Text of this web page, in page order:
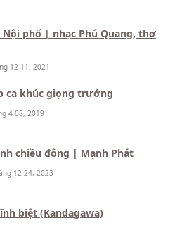
Nội phố | nhạc Phú Quang, thơ
12 11, 2021
ca khúc giọng trưởng
4 08, 2019
chiều đông | Mạnh Phát
12 24, 2023
biệt (Kandagawa)